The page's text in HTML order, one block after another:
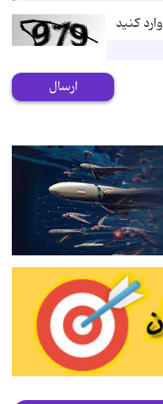
کنید
ارسال